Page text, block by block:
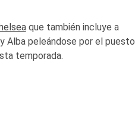
que también incluye a
Alba peleándose por el puesto
temporada.